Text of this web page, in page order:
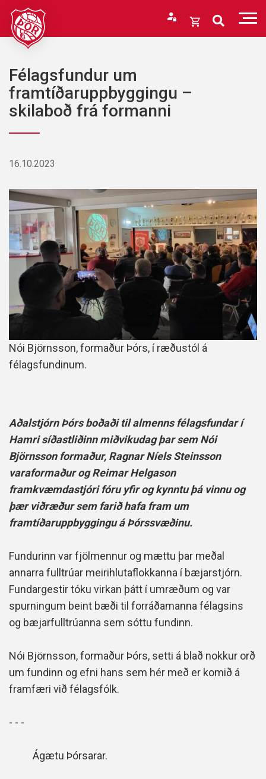
Fara
efni
Opna
Karfan þín
Karfan er tóm.
Félagsfundur um
framtíðaruppbyggingu –
skilaboð frá formanni
16.10.2023
Nói Björnsson, formaður Þórs, í ræðustól á
félagsfundinum.
Aðalstjórn Þórs boðaði til almenns félagsfundar í
Hamri síðastliðinn miðvikudag þar sem Nói
Björnsson formaður, Ragnar Níels Steinsson
varaformaður og Reimar Helgason
framkvæmdastjóri fóru yfir og kynntu þá vinnu og
þær viðræður sem farið hafa fram um
framtíðaruppbyggingu á Þórssvæðinu.
Fundurinn var fjölmennur og mættu þar meðal
annarra fulltrúar meirihlutaflokkanna í bæjarstjórn.
Fundargestir tóku virkan þátt í umræðum og var
spurningum beint bæði til forráðamanna félagsins
og bæjarfulltrúanna sem sóttu fundinn.
Nói Björnsson, formaður Þórs, setti á blað nokkur orð
um fundinn og efni hans sem hér með er komið á
framfæri við félagsfólk.
- - -
Ágætu Þórsarar.